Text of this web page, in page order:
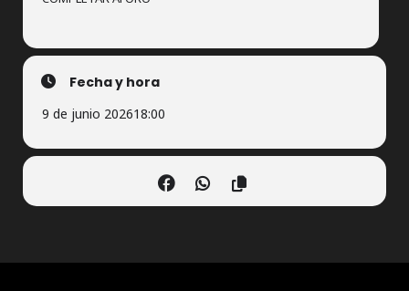
Fecha y hora
9 de junio 202618:00